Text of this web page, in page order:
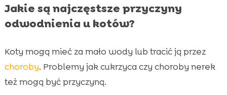
Jakie są najczęstsze przyczyny
odwodnienia u kotów?
Koty mogą mieć za mało wody lub tracić ją przez
choroby. Problemy jak cukrzyca czy choroby nerek
też mogą być przyczyną.